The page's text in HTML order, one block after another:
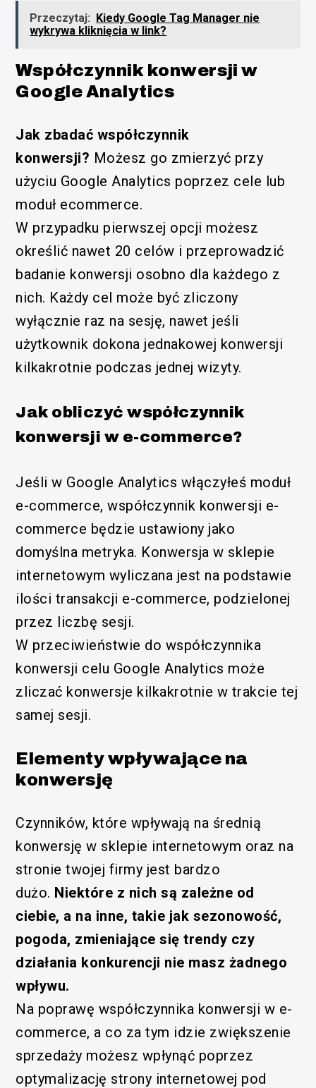
Przeczytaj: Kiedy Google Tag Manager nie
wykrywa kliknięcia w link?
Współczynnik konwersji w
Google Analytics
Jak zbadać współczynnik
konwersji? Możesz go zmierzyć przy
użyciu Google Analytics poprzez cele lub
moduł ecommerce.
W przypadku pierwszej opcji możesz
określić nawet 20 celów i przeprowadzić
badanie konwersji osobno dla każdego z
nich. Każdy cel może być zliczony
wyłącznie raz na sesję, nawet jeśli
użytkownik dokona jednakowej konwersji
kilkakrotnie podczas jednej wizyty.
Jak obliczyć współczynnik
konwersji w e-commerce?
Jeśli w Google Analytics włączyłeś moduł
e-commerce, współczynnik konwersji e-
commerce będzie ustawiony jako
domyślna metryka. Konwersja w sklepie
internetowym wyliczana jest na podstawie
ilości transakcji e-commerce, podzielonej
przez liczbę sesji.
W przeciwieństwie do współczynnika
konwersji celu Google Analytics może
zliczać konwersje kilkakrotnie w trakcie tej
samej sesji.
Elementy wpływające na
konwersję
Czynników, które wpływają na średnią
konwersję w sklepie internetowym oraz na
stronie twojej firmy jest bardzo
dużo. Niektóre z nich są zależne od
ciebie, a na inne, takie jak sezonowość,
pogoda, zmieniające się trendy czy
działania konkurencji nie masz żadnego
wpływu.
Na poprawę współczynnika konwersji w e-
commerce, a co za tym idzie zwiększenie
sprzedaży możesz wpłynąć poprzez
optymalizację strony internetowej pod